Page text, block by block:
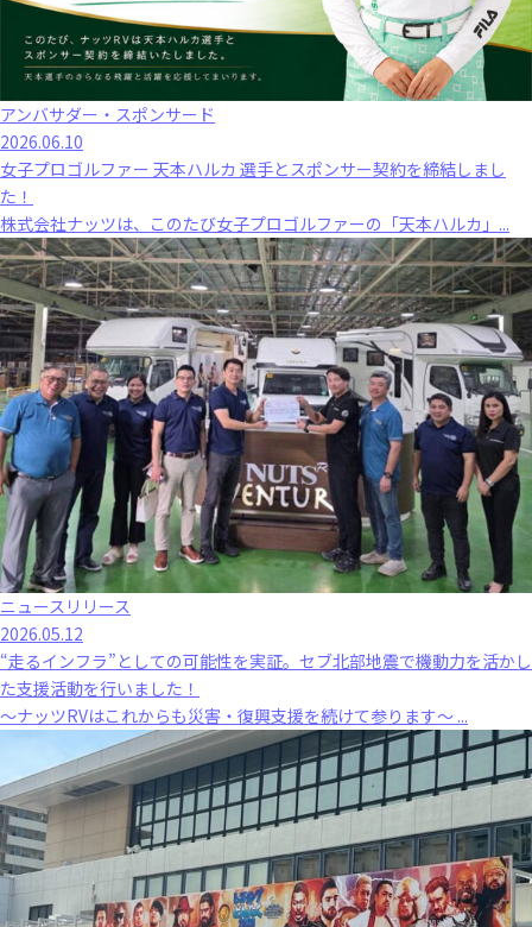
アンバサダー・スポンサード
2026.06.10
女子プロゴルファー 天本ハルカ 選手とスポンサー契約を締結しまし
た！
株式会社ナッツは、このたび女子プロゴルファーの「天本ハルカ」...
ニュースリリース
2026.05.12
“走るインフラ”としての可能性を実証。セブ北部地震で機動力を活かし
た支援活動を行いました！
～ナッツRVはこれからも災害・復興支援を続けて参ります～ ...